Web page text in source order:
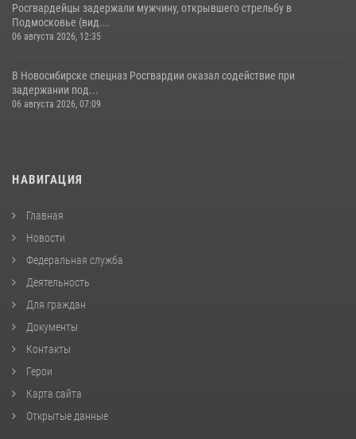
Росгвардейцы задержали мужчину, открывшего стрельбу в
Подмосковье (вид...
06 августа 2026, 12:35
В Новосибирске спецназ Росгвардии оказал содействие при
задержании под...
06 августа 2026, 07:09
НАВИГАЦИЯ
Главная
Новости
Федеральная служба
Деятельность
Для граждан
Документы
Контакты
Герои
Карта сайта
Открытые данные